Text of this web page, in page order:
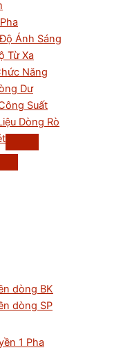
Ánh Sáng
Từ Xa
Năng
Dư
Suất
Dòng Rò
dòng BK
dòng SP
1 Pha